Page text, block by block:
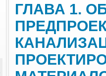
ГЛАВА 1.